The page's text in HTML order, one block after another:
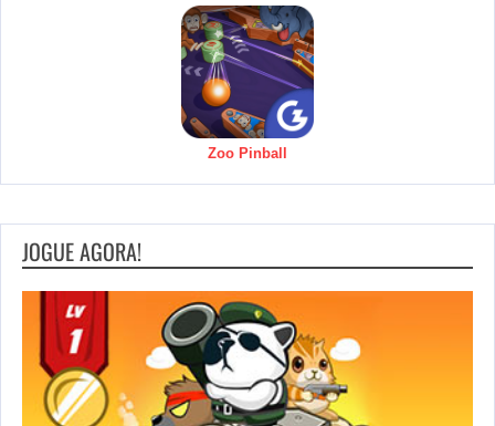
Zoo Pinball
JOGUE AGORA!